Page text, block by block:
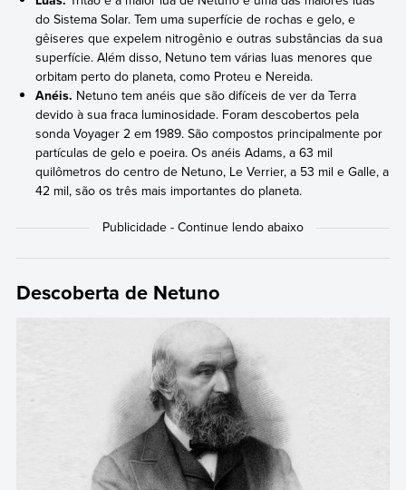
do Sistema Solar. Tem uma superfície de rochas e gelo, e
gêiseres que expelem nitrogênio e outras substâncias da sua
superfície. Além disso, Netuno tem várias luas menores que
orbitam perto do planeta, como Proteu e Nereida.
Anéis. Netuno tem anéis que são difíceis de ver da Terra
devido à sua fraca luminosidade. Foram descobertos pela
sonda Voyager 2 em 1989. São compostos principalmente por
partículas de gelo e poeira. Os anéis Adams, a 63 mil
quilômetros do centro de Netuno, Le Verrier, a 53 mil e Galle, a
42 mil, são os três mais importantes do planeta.
Descoberta de Netuno